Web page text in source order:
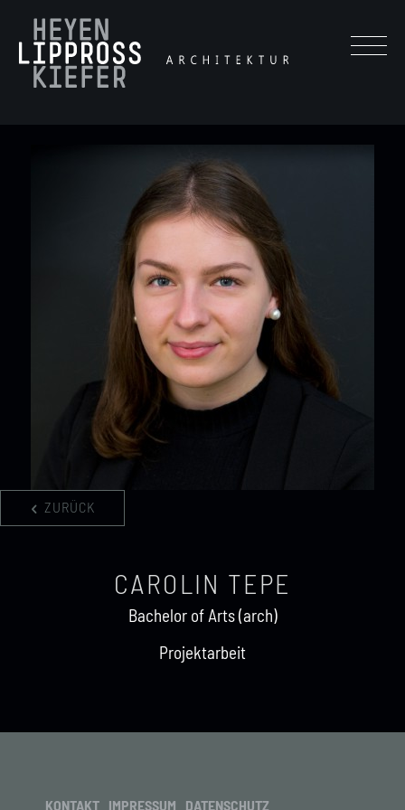
ZURÜCK
CAROLIN TEPE
Bachelor of Arts (arch)
Projektarbeit
KONTAKT IMPRESSUM DATENSCHUTZ